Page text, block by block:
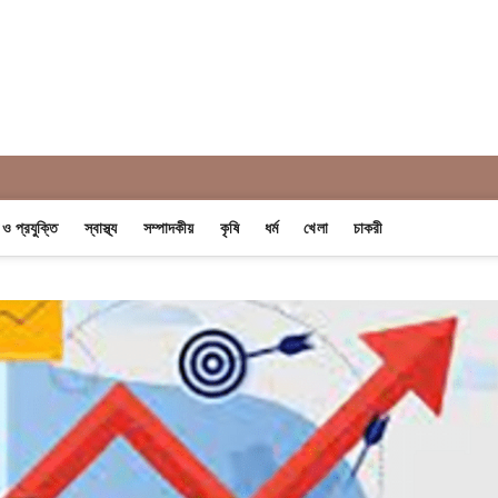
ও প্রযুক্তি স্বাস্থ্য সম্পাদকীয় কৃষি ধর্ম খেলা চাকরী